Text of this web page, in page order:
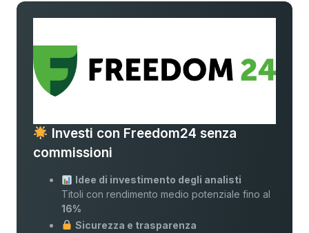
Investi con Freedom24 senza
commissioni
Idee di investimento degli analisti
Titoli con rendimento medio potenziale fino al
16%
Sicurezza e trasparenza